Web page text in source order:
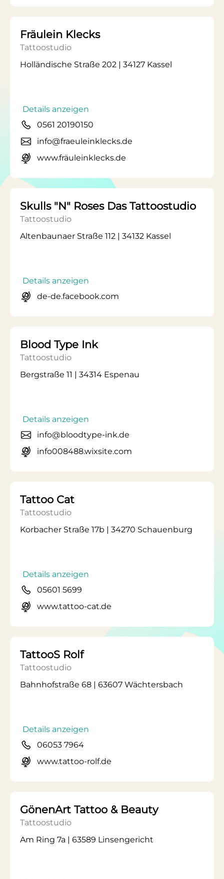
Fräulein Klecks
Tattoostudio
Holländische Straße 202 | 34127 Kassel
Details anzeigen
0561 20190150
info@fraeuleinklecks.de
www.fräuleinklecks.de
Skulls "N" Roses Das Tattoostudio
Tattoostudio
Altenbaunaer Straße 112 | 34132 Kassel
Details anzeigen
de-de.facebook.com
Blood Type Ink
Tattoostudio
Bergstraße 11 | 34314 Espenau
Details anzeigen
info@bloodtype-ink.de
info008488.wixsite.com
Tattoo Cat
Tattoostudio
Korbacher Straße 17b | 34270 Schauenburg
Details anzeigen
05601 5699
www.tattoo-cat.de
TattooS Rolf
Tattoostudio
Bahnhofstraße 68 | 63607 Wächtersbach
Details anzeigen
06053 7964
www.tattoo-rolf.de
GönenArt Tattoo & Beauty
Tattoostudio
Am Ring 7a | 63589 Linsengericht